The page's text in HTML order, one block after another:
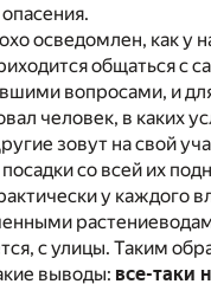
осведомлен, как у
общаться
вопросами, и
человек, в каких
зовут на свой
со всей их
у
с улицы. Таким
выводы: все-таки